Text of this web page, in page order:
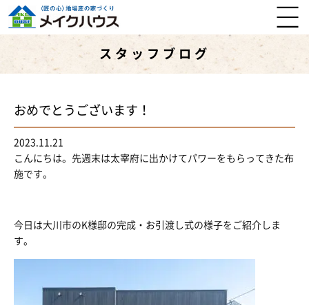
スタッフブログ
おめでとうございます！
2023.11.21
こんにちは。先週末は太宰府に出かけてパワーをもらってきた布
施です。
今日は大川市のK様邸の完成・お引渡し式の様子をご紹介しま
す。